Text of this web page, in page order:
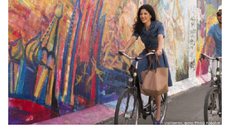
visitberlin, фото: Philip Koschel